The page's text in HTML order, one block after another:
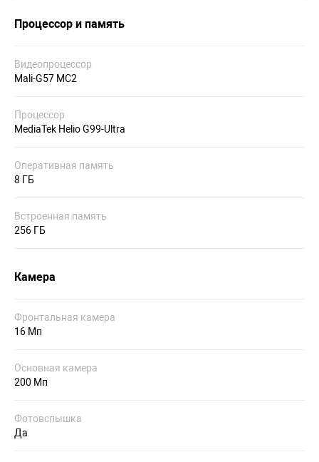
Процессор и память
Видеопроцессор
Mali-G57 MC2
Процессор
MediaTek Helio G99-Ultra
Оперативная память
8 ГБ
Встроенная память
256 ГБ
Камера
Фронтальная камера
16 Мп
Основная камера
200 Мп
Фотовспышка
Да